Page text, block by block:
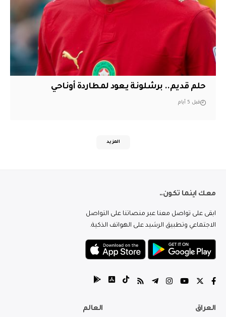
حلم قديم.. برشلونة يعود لمطاردة أوناحي
قبل 5 أيام
المزيد
معك اينما تكون..
ابقى على تواصل معنا عبر منصاتنا على التواصل
الاجتماعي وتطبيق الرشيد على الهواتف الذكية.
العراق العالم